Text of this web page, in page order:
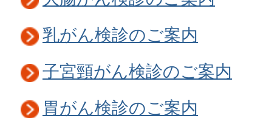
乳がん検診のご案内
子宮頸がん検診のご案内
胃がん検診のご案内